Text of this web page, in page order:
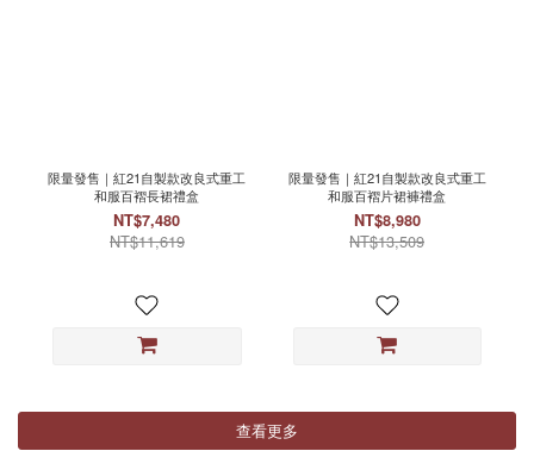
限量發售｜紅21自製款改良式重工
和服百褶長裙禮盒
NT$7,480
NT$11,619
限量發售｜紅21自製款改良式重工
和服百褶片裙褲禮盒
NT$8,980
NT$13,509
查看更多